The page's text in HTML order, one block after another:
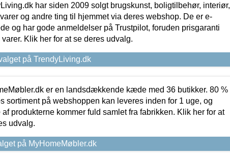
har siden 2009 solgt brugskunst, boligtilbehør, interiør,
og andre ting til hjemmet via deres webshop. De er e-
og har gode anmeldelser på Trustpilot, foruden prisgaranti
Klik her for at se deres udvalg.
på TrendyLiving.dk
er en landsdækkende kæde med 36 butikker. 80 %
sortiment på webshoppen kan leveres inden for 1 uge, og
af produkterne kommer fuld samlet fra fabrikken. Klik her for at
udvalg.
på MyHomeMøbler.dk